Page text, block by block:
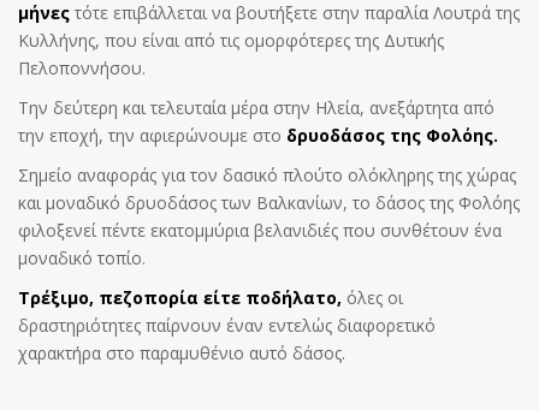
μήνες τότε επιβάλλεται να βουτήξετε στην παραλία Λουτρά της
Κυλλήνης, που είναι από τις ομορφότερες της Δυτικής
Πελοποννήσου.
Την δεύτερη και τελευταία μέρα στην Ηλεία, ανεξάρτητα από
την εποχή, την αφιερώνουμε στο δρυοδάσος της Φολόης.
Σημείο αναφοράς για τον δασικό πλούτο ολόκληρης της χώρας
και μοναδικό δρυοδάσος των Βαλκανίων, το δάσος της Φολόης
φιλοξενεί πέντε εκατομμύρια βελανιδιές που συνθέτουν ένα
μοναδικό τοπίο.
Τρέξιμο, πεζοπορία είτε ποδήλατο, όλες οι
δραστηριότητες παίρνουν έναν εντελώς διαφορετικό
χαρακτήρα στο παραμυθένιο αυτό δάσος.